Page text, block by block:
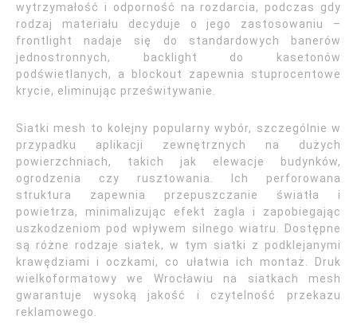
wytrzymałość i odporność na rozdarcia, podczas gdy
rodzaj materiału decyduje o jego zastosowaniu –
frontlight nadaje się do standardowych banerów
jednostronnych, backlight do kasetonów
podświetlanych, a blockout zapewnia stuprocentowe
krycie, eliminując prześwitywanie.
Siatki mesh to kolejny popularny wybór, szczególnie w
przypadku aplikacji zewnętrznych na dużych
powierzchniach, takich jak elewacje budynków,
ogrodzenia czy rusztowania. Ich perforowana
struktura zapewnia przepuszczanie światła i
powietrza, minimalizując efekt żagla i zapobiegając
uszkodzeniom pod wpływem silnego wiatru. Dostępne
są różne rodzaje siatek, w tym siatki z podklejanymi
krawędziami i oczkami, co ułatwia ich montaż. Druk
wielkoformatowy we Wrocławiu na siatkach mesh
gwarantuje wysoką jakość i czytelność przekazu
reklamowego.